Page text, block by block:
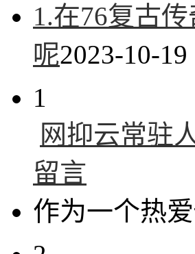
1.在76复古
呢2023-10-19
1
网抑云常驻
留言
作为一个热